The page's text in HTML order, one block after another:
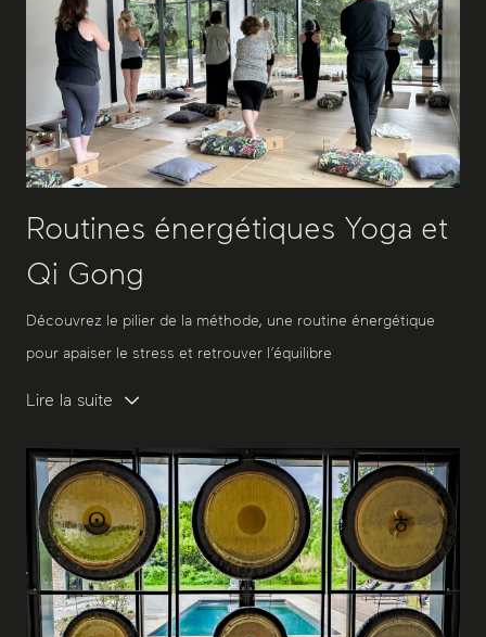
Routines énergétiques Yoga et
Qi Gong
Découvrez le pilier de la méthode, une routine énergétique
pour apaiser le stress et retrouver l’équilibre
Lire la suite